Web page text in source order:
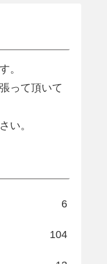
。
って頂いて
い。
6
104